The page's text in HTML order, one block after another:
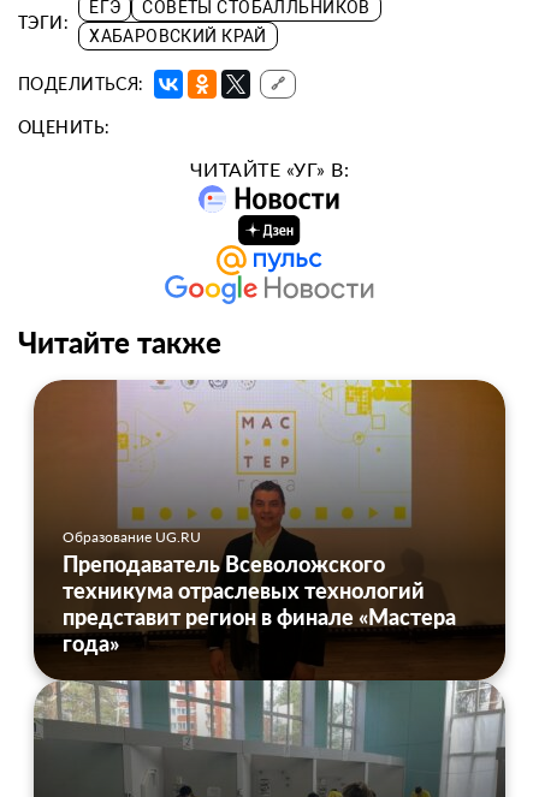
ТЭГИ:
ЕГЭ
СОВЕТЫ СТОБАЛЛЬНИКОВ
ХАБАРОВСКИЙ КРАЙ
ПОДЕЛИТЬСЯ: 🔗
ОЦЕНИТЬ:
ЧИТАЙТЕ «УГ» В:
Читайте также
Образование UG.RU
Преподаватель Всеволожского
техникума отраслевых технологий
представит регион в финале «Мастера
года»